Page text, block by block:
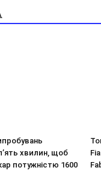
хвилин, щоб
потужністю 1600